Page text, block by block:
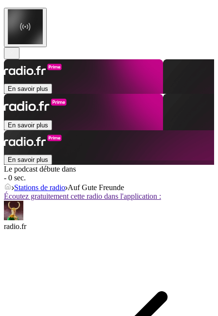
En savoir plus
En savoir plus
En savoir plus
Le podcast débute dans
- 0 sec.
Stations de radio Auf Gute Freunde
Écoutez gratuitement cette radio dans l'application :
radio.fr